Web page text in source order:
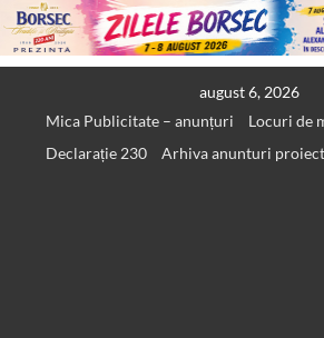
august 6, 2026
Mica Publicitate – anunțuri
Locuri de
Declarație 230
Arhiva anunturi